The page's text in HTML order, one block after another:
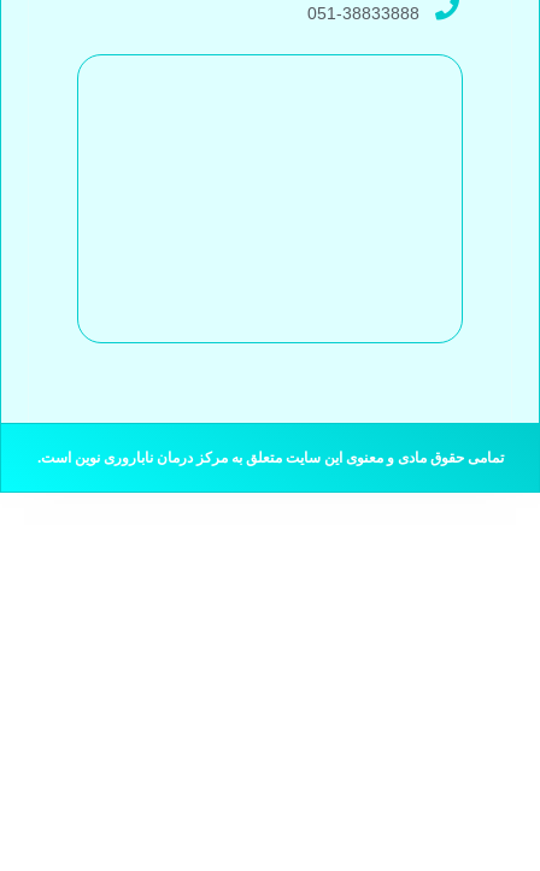
051-38833888
تمامی حقوق مادی و معنوی این سایت متعلق به مرکز درمان ناباروری نوین است.